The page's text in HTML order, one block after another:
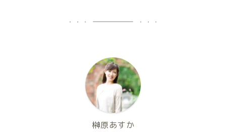
榊原あすか